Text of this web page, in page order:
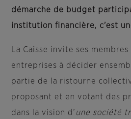
démarche de budget
institution financière, c’est
La Caisse invite ses
entreprises à décider
partie de la ristourne
proposant et en votant des
dans la vision d’ une société